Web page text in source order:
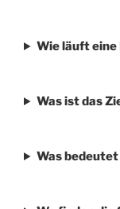
Wie läuft eine
Was ist das
Was